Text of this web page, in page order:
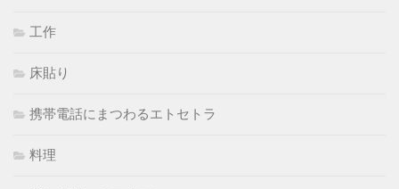
工作
床貼り
携帯電話にまつわるエトセトラ
料理